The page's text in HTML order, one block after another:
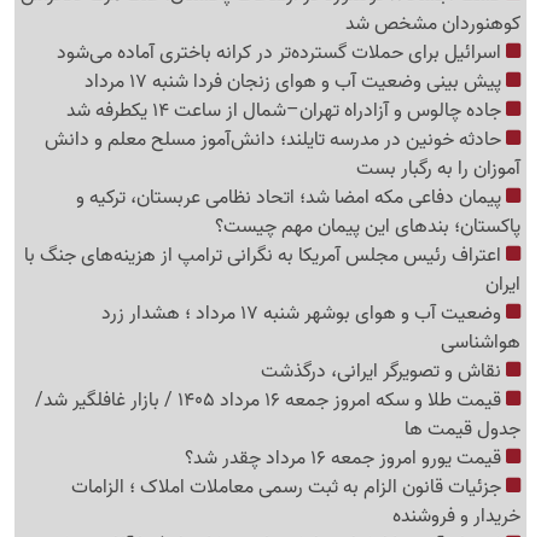
کوهنوردان مشخص شد
اسرائیل برای حملات گسترده‌تر در کرانه باختری آماده می‌شود
پیش بینی وضعیت آب و هوای زنجان فردا شنبه 17 مرداد
جاده چالوس و آزادراه تهران–شمال از ساعت 14 یکطرفه شد
حادثه خونین در مدرسه تایلند؛ دانش‌آموز مسلح معلم و دانش
آموزان را به رگبار بست
پیمان دفاعی مکه امضا شد؛ اتحاد نظامی عربستان، ترکیه و
پاکستان؛ بندهای این پیمان مهم چیست؟
اعتراف رئیس مجلس آمریکا به نگرانی ترامپ از هزینه‌های جنگ با
ایران
وضعیت آب و هوای بوشهر شنبه 17 مرداد ؛ هشدار زرد
هواشناسی
نقاش و تصویرگر ایرانی، درگذشت
قیمت طلا و سکه امروز جمعه 16 مرداد 1405 / بازار غافلگیر شد/
جدول قیمت ها
قیمت یورو امروز جمعه 16 مرداد چقدر شد؟
جزئیات قانون الزام به ثبت رسمی معاملات املاک ؛ الزامات
خریدار و فروشنده